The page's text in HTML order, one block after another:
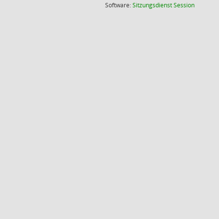
Software:SitzungsdienstSession(Wird in